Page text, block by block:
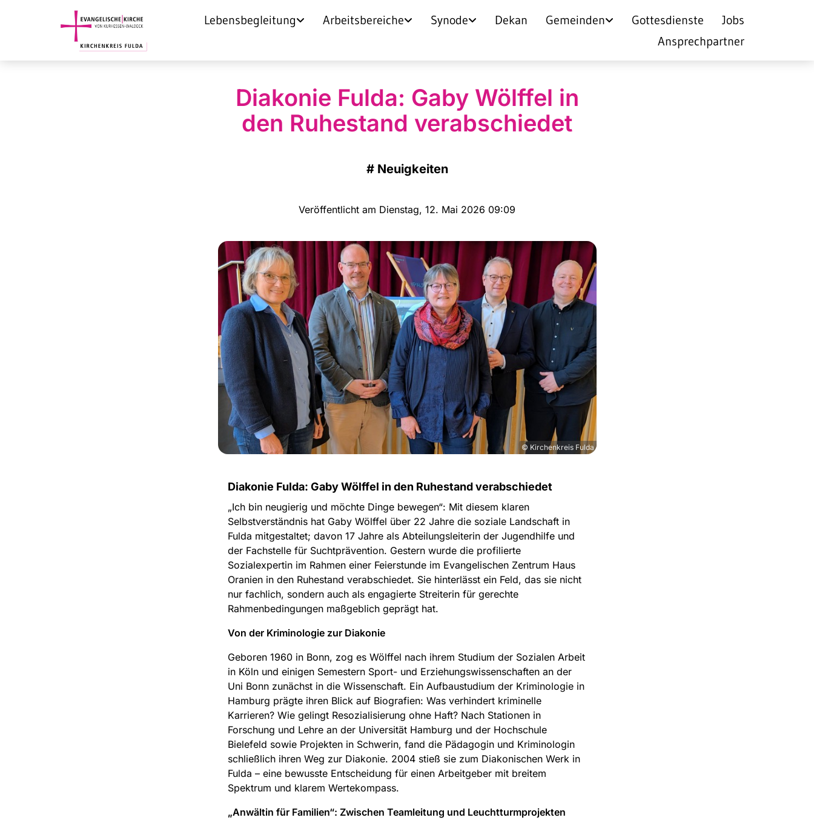
Lebensbegleitung Arbeitsbereiche Synode Dekan Gemeinden Gottesdienste
Jobs
Ansprechpartner
Diakonie Fulda: Gaby Wölffel in
den Ruhestand verabschiedet
# Neuigkeiten
Veröffentlicht am Dienstag, 12. Mai 2026 09:09
© Kirchenkreis Fulda
Diakonie Fulda: Gaby Wölffel in den Ruhestand verabschiedet
„Ich bin neugierig und möchte Dinge bewegen“: Mit diesem klaren
Selbstverständnis hat Gaby Wölffel über 22 Jahre die soziale Landschaft in
Fulda mitgestaltet; davon 17 Jahre als Abteilungsleiterin der Jugendhilfe und
der Fachstelle für Suchtprävention. Gestern wurde die profilierte
Sozialexpertin im Rahmen einer Feierstunde im Evangelischen Zentrum Haus
Oranien in den Ruhestand verabschiedet. Sie hinterlässt ein Feld, das sie nicht
nur fachlich, sondern auch als engagierte Streiterin für gerechte
Rahmenbedingungen maßgeblich geprägt hat.
Von der Kriminologie zur Diakonie
Geboren 1960 in Bonn, zog es Wölffel nach ihrem Studium der Sozialen Arbeit
in Köln und einigen Semestern Sport- und Erziehungswissenschaften an der
Uni Bonn zunächst in die Wissenschaft. Ein Aufbaustudium der Kriminologie in
Hamburg prägte ihren Blick auf Biografien: Was verhindert kriminelle
Karrieren? Wie gelingt Resozialisierung ohne Haft? Nach Stationen in
Forschung und Lehre an der Universität Hamburg und der Hochschule
Bielefeld sowie Projekten in Schwerin, fand die Pädagogin und Kriminologin
schließlich ihren Weg zur Diakonie. 2004 stieß sie zum Diakonischen Werk in
Fulda – eine bewusste Entscheidung für einen Arbeitgeber mit breitem
Spektrum und klarem Wertekompass.
„Anwältin für Familien“: Zwischen Teamleitung und Leuchtturmprojekten